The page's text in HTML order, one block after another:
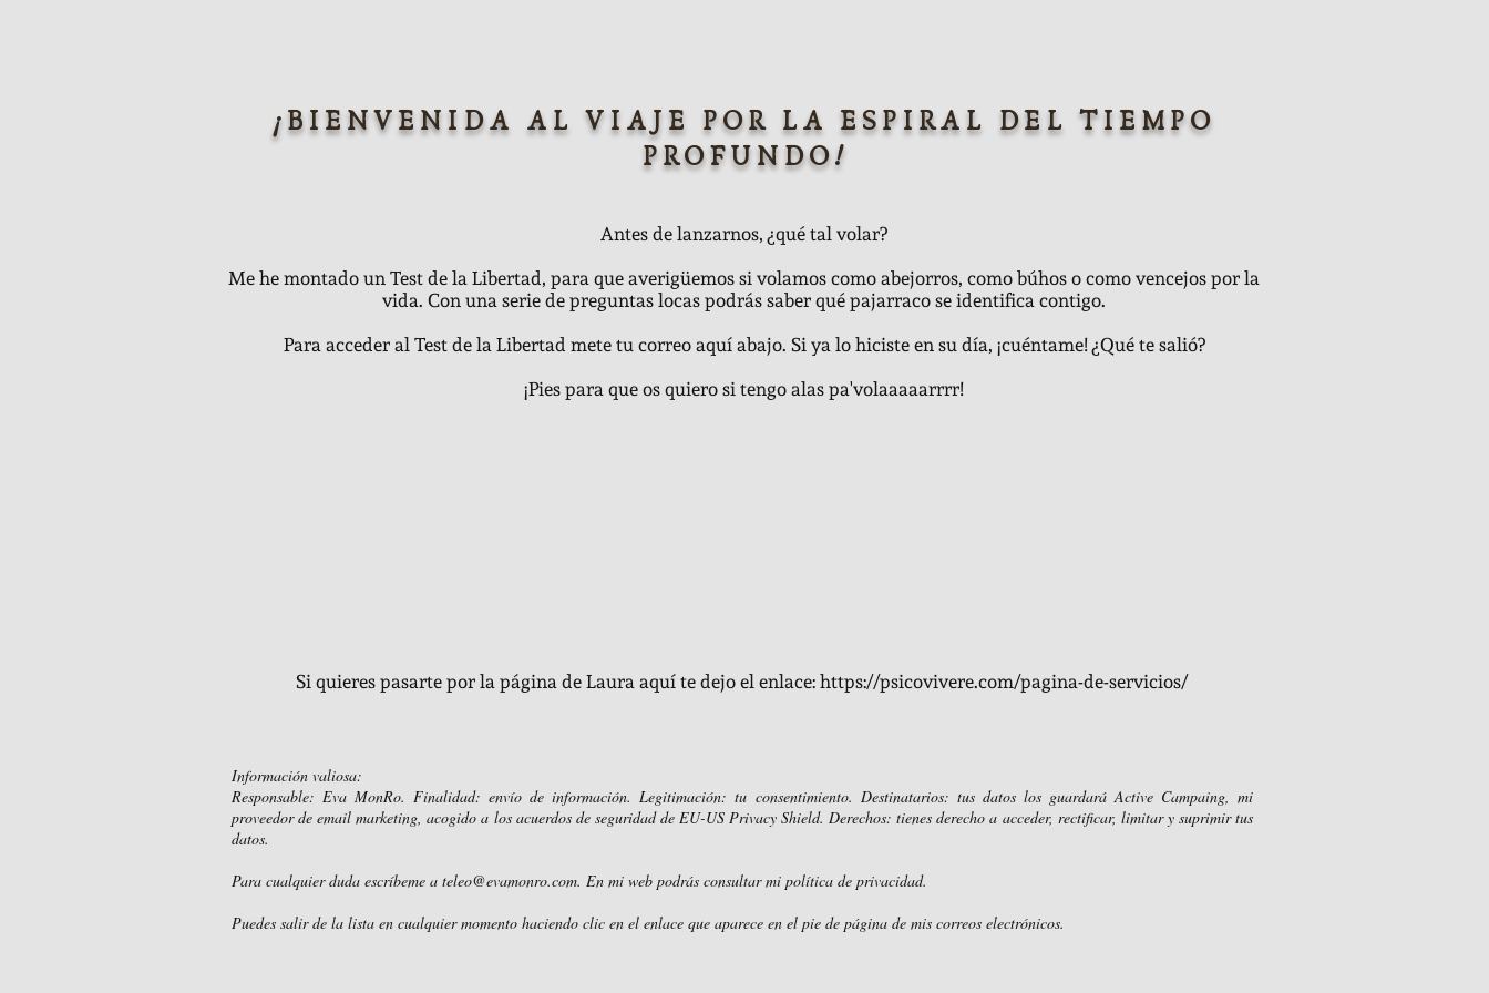
¡BIENVENIDA AL VIAJE POR LA ESPIRAL DEL TIEMPO
PROFUNDO!
Antes de lanzarnos, ¿qué tal volar?
Me he montado un Test de la Libertad, para que averigüemos si volamos como abejorros, como búhos o como vencejos por la
vida. Con una serie de preguntas locas podrás saber qué pajarraco se identifica contigo.
Para acceder al Test de la Libertad mete tu correo aquí abajo. Si ya lo hiciste en su día, ¡cuéntame! ¿Qué te salió?
¡Pies para que os quiero si tengo alas pa'volaaaaarrrr!
Si quieres pasarte por la página de Laura aquí te dejo el enlace: https://psicovivere.com/pagina-de-servicios/
Información valiosa:
Responsable: Eva MonRo. Finalidad: envío de información. Legitimación: tu consentimiento. Destinatarios: tus datos los guardará Active Campaing, mi
proveedor de email marketing, acogido a los acuerdos de seguridad de EU-US Privacy Shield. Derechos: tienes derecho a acceder, rectificar, limitar y suprimir tus
datos.
Para cualquier duda escríbeme a teleo@evamonro.com. En mi web podrás consultar mi política de privacidad.
Puedes salir de la lista en cualquier momento haciendo clic en el enlace que aparece en el pie de página de mis correos electrónicos.